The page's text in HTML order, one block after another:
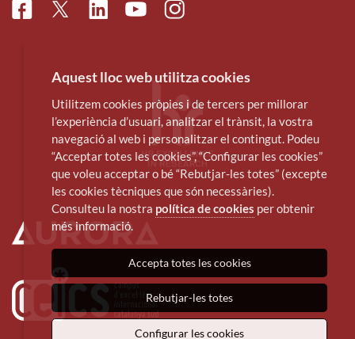
FacebookTwitterLinkedinYoutubeInstagram
Aquest lloc web utilitza cookies
Utilitzem cookies pròpies i de tercers per millorar
l’experiència d’usuari, analitzar el trànsit, la vostra
navegació al web i personalitzar el contingut. Podeu
“Acceptar totes les cookies”, “Configurar les cookies”
que voleu acceptar o bé “Rebutjar-les totes” (excepte
les cookies tècniques que són necessàries).
Consulteu la nostra política de cookies per obtenir
més informació.
Accepta totes les cookies
Rebutjar-les totes
Configurar les cookies